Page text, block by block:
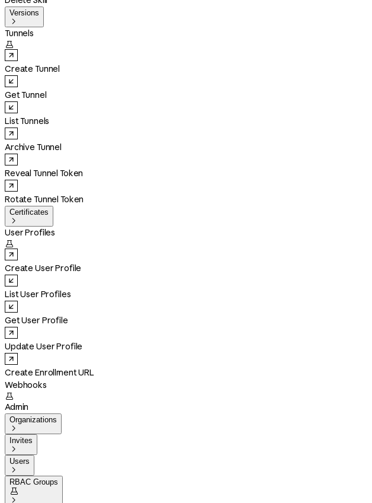
Versions

Tunnels

Create Tunnel
Get Tunnel
List Tunnels
Archive Tunnel
Reveal Tunnel Token
Rotate Tunnel Token
Certificates

User Profiles

Create User Profile
List User Profiles
Get User Profile
Update User Profile
Create Enrollment URL
Webhooks

Admin
Organizations

Invites

Users

RBAC Groups

